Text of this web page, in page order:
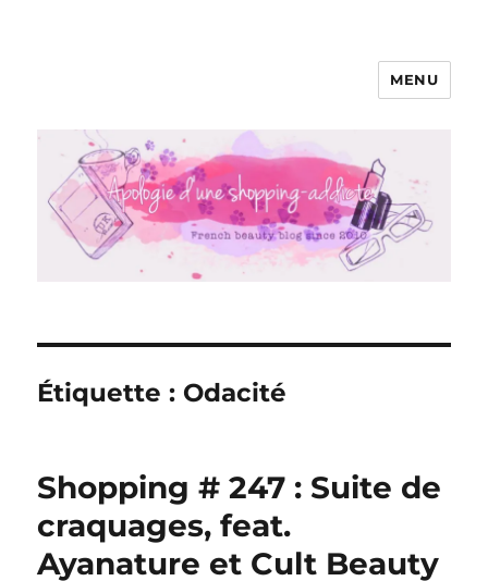
Apologie d'une Shopping-addicte
MENU
Étiquette : Odacité
Shopping # 247 : Suite de
craquages, feat.
Ayanature et Cult Beauty